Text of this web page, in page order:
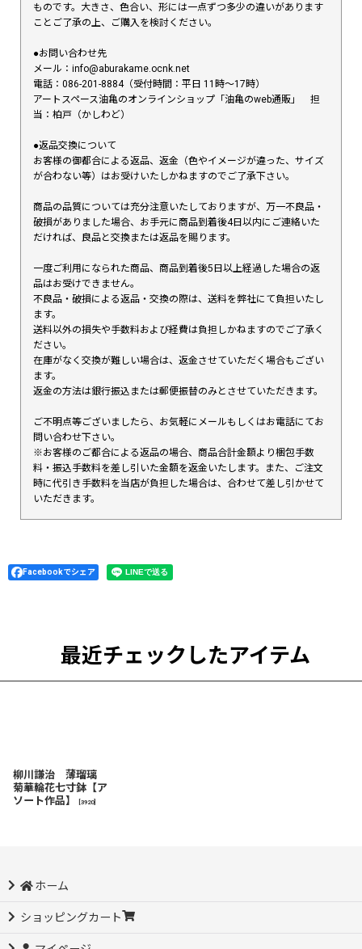
ものです。大きさ、色合い、形には一点ずつ多少の違いがあります
ことご了承の上、ご購入を検討ください。
●お問い合わせ先
メール：info@aburakame.ocnk.net
電話：086-201-8884（受付時間：平日 11時〜17時）
アートスペース油亀のオンラインショップ「油亀のweb通販」 担
当：柏戸（かしわど）
●返品交換について
お客様の御都合による返品、返金（色やイメージが違った、サイズ
が合わない等）はお受けいたしかねますのでご了承下さい。
商品の品質については充分注意いたしておりますが、万一不良品・
破損がありました場合、お手元に商品到着後4日以内にご連絡いた
だければ、良品と交換または返品を賜ります。
一度ご利用になられた商品、商品到着後5日以上経過した場合の返
品はお受けできません。
不良品・破損による返品・交換の際は、送料を弊社にて負担いたし
ます。
送料以外の損失や手数料および経費は負担しかねますのでご了承く
ださい。
在庫がなく交換が難しい場合は、返金させていただく場合もござい
ます。
返金の方法は銀行振込または郵便振替のみとさせていただきます。
ご不明点等ございましたら、お気軽にメールもしくはお電話にてお
問い合わせ下さい。
※お客様のご都合による返品の場合、商品合計金額より梱包手数
料・振込手数料を差し引いた金額を返金いたします。また、ご注文
時に代引き手数料を当店が負担した場合は、合わせて差し引かせて
いただきます。
Facebookでシェア
最近チェックしたアイテム
柳川謙治 薄瑠璃
菊華輪花七寸鉢【ア
ソート作品】
3920]
ホーム
ショッピングカート